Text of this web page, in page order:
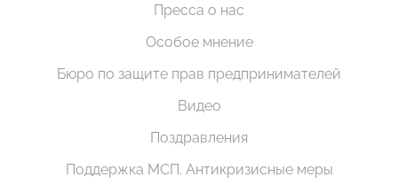
Пресса о нас
Особое мнение
Бюро по защите прав предпринимателей
Видео
Поздравления
Поддержка МСП. Антикризисные меры